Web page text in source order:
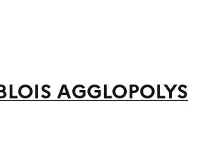
AGGLOPOLYS